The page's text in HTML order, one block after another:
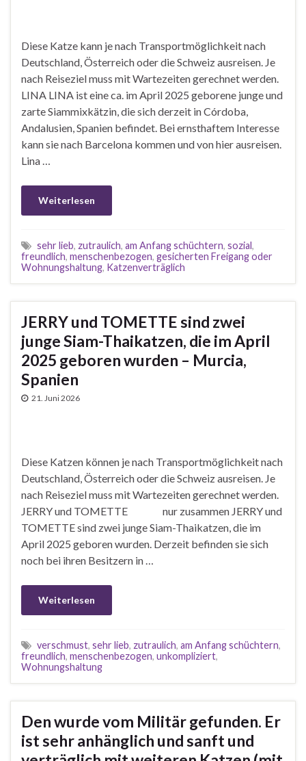
Diese Katze kann je nach Transportmöglichkeit nach
Deutschland, Österreich oder die Schweiz ausreisen. Je
nach Reiseziel muss mit Wartezeiten gerechnet werden.
LINA LINA ist eine ca. im April 2025 geborene junge und
zarte Siammixkätzin, die sich derzeit in Córdoba,
Andalusien, Spanien befindet. Bei ernsthaftem Interesse
kann sie nach Barcelona kommen und von hier ausreisen.
Lina …
Weiterlesen
sehr lieb, zutraulich, am Anfang schüchtern, sozial,
freundlich, menschenbezogen, gesicherten Freigang oder
Wohnungshaltung, Katzenverträglich
JERRY und TOMETTE sind zwei
junge Siam-Thaikatzen, die im April
2025 geboren wurden – Murcia,
Spanien
21. Juni 2026
Diese Katzen können je nach Transportmöglichkeit nach
Deutschland, Österreich oder die Schweiz ausreisen. Je
nach Reiseziel muss mit Wartezeiten gerechnet werden.
JERRY und TOMETTE nur zusammen JERRY und
TOMETTE sind zwei junge Siam-Thaikatzen, die im
April 2025 geboren wurden. Derzeit befinden sie sich
noch bei ihren Besitzern in …
Weiterlesen
verschmust, sehr lieb, zutraulich, am Anfang schüchtern,
freundlich, menschenbezogen, unkompliziert,
Wohnungshaltung
Den wurde vom Militär gefunden. Er
ist sehr anhänglich und sanft und